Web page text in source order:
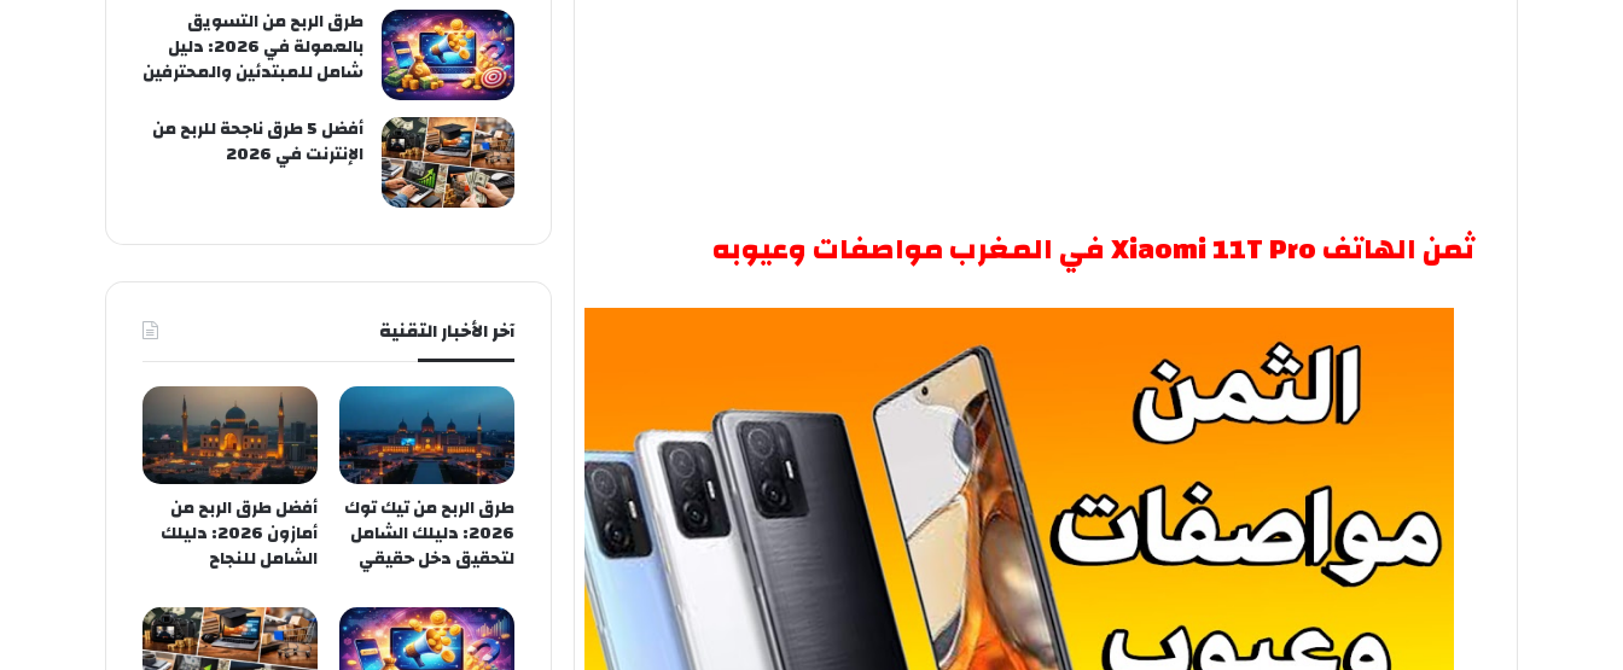
ثمن الهاتف Xiaomi 11T Pro في المغرب مواصفات وعيوبه
طرق الربح من التسويق
بالعمولة في 2026: دليل
شامل للمبتدئين والمحترفين
أفضل 5 طرق ناجحة للربح من
الإنترنت في 2026
آخر الأخبار التقنية
طرق الربح من تيك توك
2026: دليلك الشامل
لتحقيق دخل حقيقي
أفضل طرق الربح من
أمازون 2026: دليلك
الشامل للنجاح